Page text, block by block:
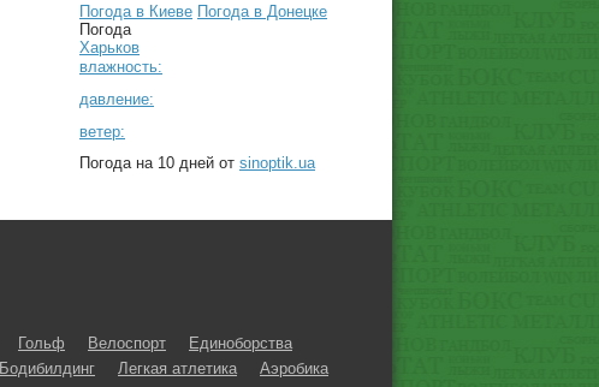
Погода в Киеве Погода в Донецке
Погода
Харьков
влажность:
давление:
ветер:
Погода на 10 дней от sinoptik.ua
Гольф Велоспорт
Единоборства
Бодибилдинг Легкая атлетика
Аэробика